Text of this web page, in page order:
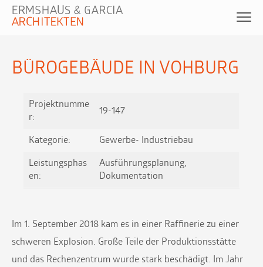
BÜROGEBÄUDE IN VOHBURG
Projektnumme
r:
19-147
Kategorie: Gewerbe- Industriebau
Leistungsphas
en:
Ausführungsplanung,
Dokumentation
Im 1. September 2018 kam es in einer Raffinerie zu einer
schweren Explosion. Große Teile der Produktionsstätte
und das Rechenzentrum wurde stark beschädigt. Im Jahr